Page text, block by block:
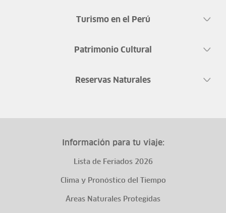
Turismo en el Perú
Patrimonio Cultural
Reservas Naturales
Información para tu viaje:
Lista de Feriados 2026
Clima y Pronóstico del Tiempo
Áreas Naturales Protegidas